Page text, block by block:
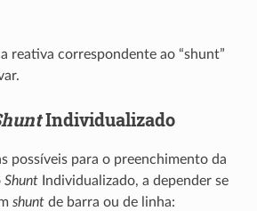
reativa correspondente ao “shunt”
Individualizado
possíveis para o preenchimento da
ShuntIndividualizado, a depender se
shuntde barra ou de linha: